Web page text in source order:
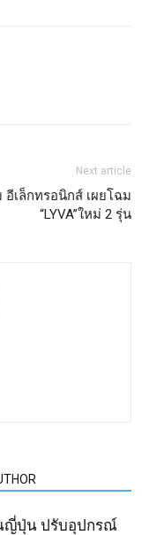
Next article
อีเล็กทรอนิกส์ เผยโฉม
“LYVA”ใหม่ 2 รุ่น
ญี่ปุ่น ปรับอุปกรณ์